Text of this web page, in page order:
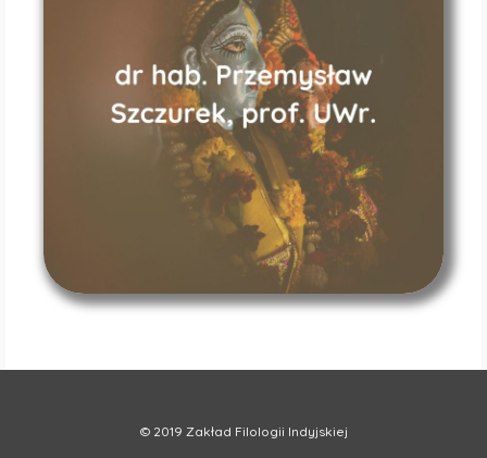
© 2019 Zakład Filologii Indyjskiej